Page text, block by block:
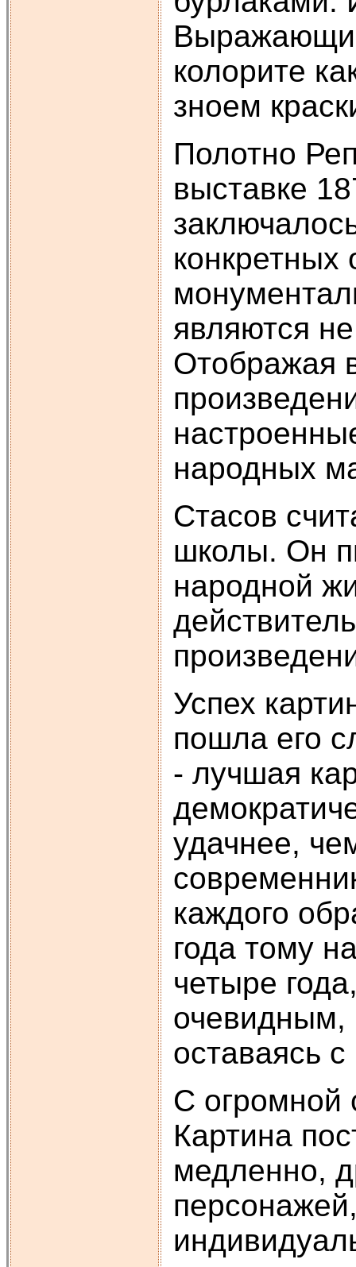
колорите
зноем
Полотно
выставке
конкретных
являются
Отображая
народных
Стасов
школы. Он
народной
Успех
пошла его
- лучшая
удачнее,
каждого
года тому
четыре
очевидным,
оставаясь
С огромной
Картина
медленно,